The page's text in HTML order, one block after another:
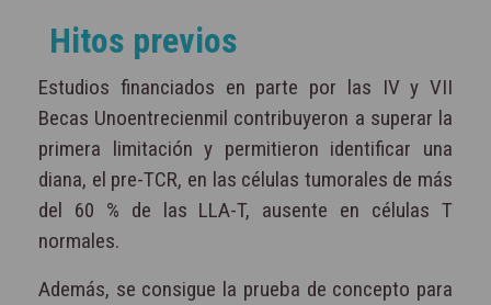
Hitos previos
Estudios financiados en parte por las IV y VII
Becas Unoentrecienmil contribuyeron a superar la
primera limitación y permitieron identificar una
diana, el pre-TCR, en las células tumorales de más
del 60 % de las LLA-T, ausente en células T
normales.
Además, se consigue la prueba de concepto para